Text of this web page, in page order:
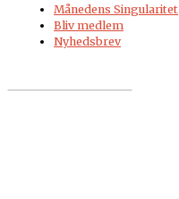
Månedens Singularitet
Bliv medlem
Nyhedsbrev